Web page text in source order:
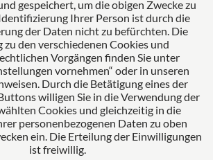
gespeichert, um die obigen Zwecke zu
Ihrer Person ist durch die
der Daten nicht zu befürchten. Die
zu den verschiedenen Cookies und
Vorgängen finden Sie unter
vornehmen“ oder in unseren
Durch die Betätigung eines der
willigen Sie in die Verwendung der
Cookies und gleichzeitig in die
personenbezogenen Daten zu oben
ein. Die Erteilung der Einwilligungen
ist freiwillig.